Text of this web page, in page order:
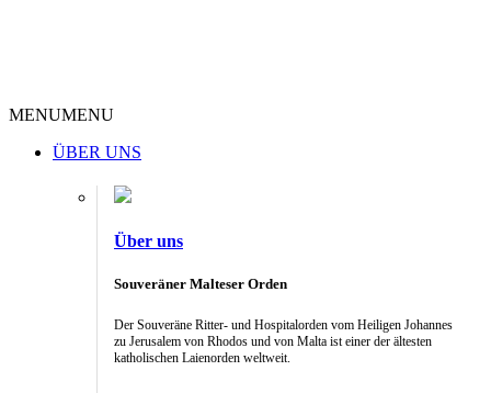
MENUMENU
ÜBER UNS
Über uns
Souveräner Malteser Orden
Der Souveräne Ritter- und Hospitalorden vom Heiligen Johannes
zu Jerusalem von Rhodos und von Malta ist einer der ältesten
katholischen Laienorden weltweit.